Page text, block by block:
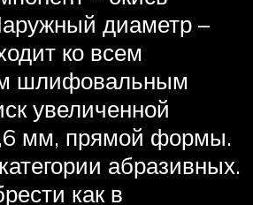
диаметр –
ко всем
шлифовальным
увеличенной
мм, прямой формы.
абразивных.
как в